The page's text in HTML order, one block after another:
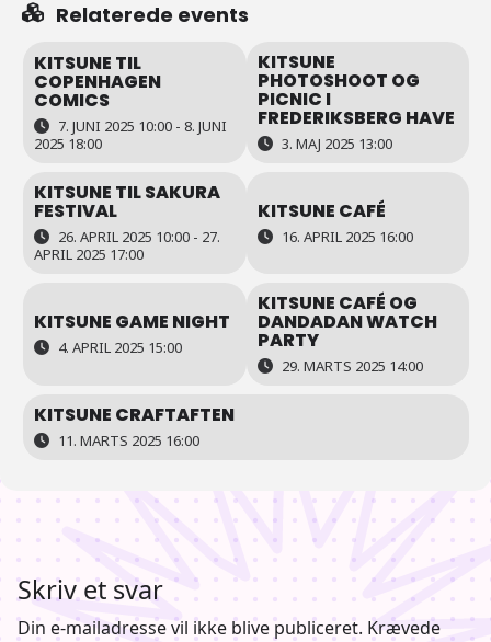
Relaterede events
KITSUNE TIL
COPENHAGEN
COMICS
7. JUNI 2025 10:00 - 8. JUNI
2025 18:00
KITSUNE
PHOTOSHOOT OG
PICNIC I
FREDERIKSBERG HAVE
3. MAJ 2025 13:00
KITSUNE TIL SAKURA
FESTIVAL
26. APRIL 2025 10:00 - 27.
APRIL 2025 17:00
KITSUNE CAFÉ
16. APRIL 2025 16:00
KITSUNE GAME NIGHT
4. APRIL 2025 15:00
KITSUNE CAFÉ OG
DANDADAN WATCH
PARTY
29. MARTS 2025 14:00
KITSUNE CRAFTAFTEN
11. MARTS 2025 16:00
Skriv et svar
Din e-mailadresse vil ikke blive publiceret. Krævede